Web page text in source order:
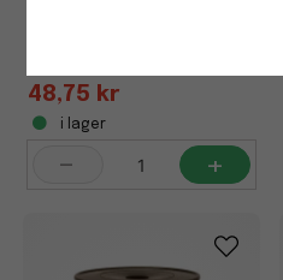
48,75 kr
i lager
- +